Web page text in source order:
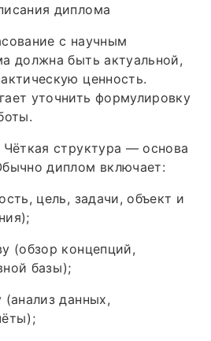
диплома
с научным
должна быть актуальной,
ценность.
уточнить формулировку
Чёткая структура — основа
диплом включает:
цель, задачи, объект и
(обзор концепций,
базы);
(анализ данных,